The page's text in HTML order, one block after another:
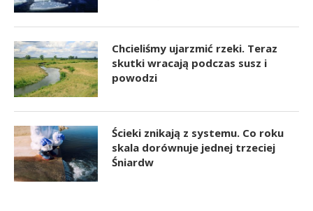
Chcieliśmy ujarzmić rzeki. Teraz
skutki wracają podczas susz i
powodzi
Ścieki znikają z systemu. Co roku
skala dorównuje jednej trzeciej
Śniardw